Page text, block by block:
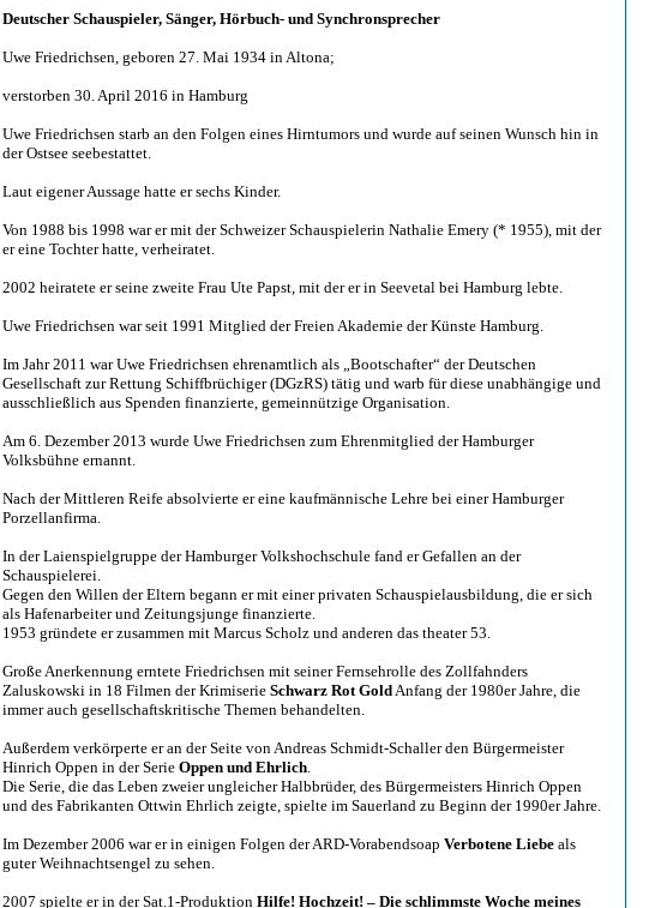
Deutscher Schauspieler, Sänger, Hörbuch- und Synchronsprecher
Uwe Friedrichsen, geboren 27. Mai 1934 in Altona;
verstorben 30. April 2016 in Hamburg
Uwe Friedrichsen starb an den Folgen eines Hirntumors und wurde auf seinen Wunsch hin in
der Ostsee seebestattet.
Laut eigener Aussage hatte er sechs Kinder.
Von 1988 bis 1998 war er mit der Schweizer Schauspielerin Nathalie Emery (* 1955), mit der
er eine Tochter hatte, verheiratet.
2002 heiratete er seine zweite Frau Ute Papst, mit der er in Seevetal bei Hamburg lebte.
Uwe Friedrichsen war seit 1991 Mitglied der Freien Akademie der Künste Hamburg.
Im Jahr 2011 war Uwe Friedrichsen ehrenamtlich als „Bootschafter“ der Deutschen
Gesellschaft zur Rettung Schiffbrüchiger (DGzRS) tätig und warb für diese unabhängige und
ausschließlich aus Spenden finanzierte, gemeinnützige Organisation.
Am 6. Dezember 2013 wurde Uwe Friedrichsen zum Ehrenmitglied der Hamburger
Volksbühne ernannt.
Nach der Mittleren Reife absolvierte er eine kaufmännische Lehre bei einer Hamburger
Porzellanfirma.
In der Laienspielgruppe der Hamburger Volkshochschule fand er Gefallen an der
Schauspielerei.
Gegen den Willen der Eltern begann er mit einer privaten Schauspielausbildung, die er sich
als Hafenarbeiter und Zeitungsjunge finanzierte.
1953 gründete er zusammen mit Marcus Scholz und anderen das theater 53.
Große Anerkennung erntete Friedrichsen mit seiner Fernsehrolle des Zollfahnders
Zaluskowski in 18 Filmen der Krimiserie Schwarz Rot GoldAnfang der 1980er Jahre, die
immer auch gesellschaftskritische Themen behandelten.
Außerdem verkörperte er an der Seite von Andreas Schmidt-Schaller den Bürgermeister
Hinrich Oppen in der Serie Oppen und Ehrlich.
Die Serie, die das Leben zweier ungleicher Halbbrüder, des Bürgermeisters Hinrich Oppen
und des Fabrikanten Ottwin Ehrlich zeigte, spielte im Sauerland zu Beginn der 1990er Jahre.
Im Dezember 2006 war er in einigen Folgen der ARD-Vorabendsoap Verbotene Liebe als
guter Weihnachtsengel zu sehen.
2007 spielte er in der Sat.1-Produktion Hilfe! Hochzeit! – Die schlimmste Woche meines